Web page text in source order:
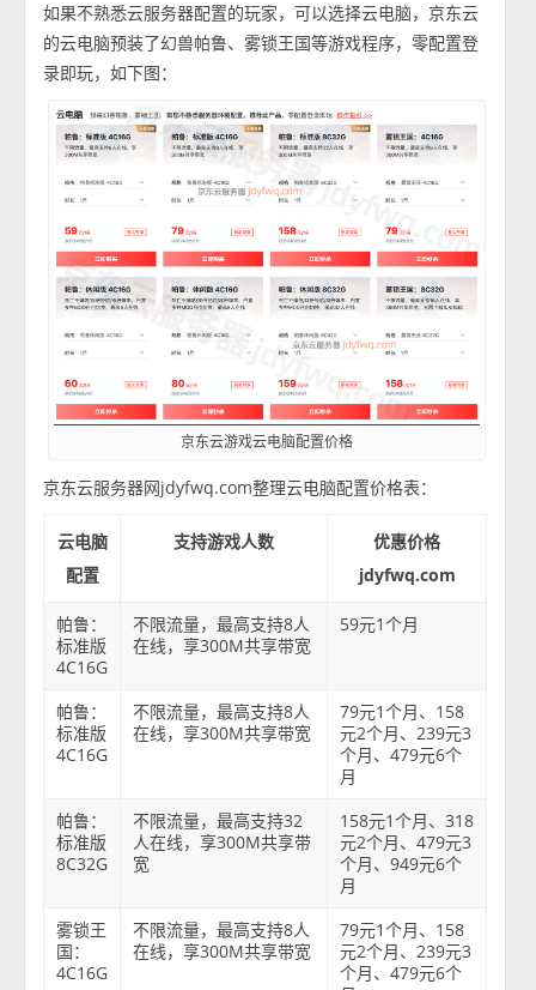
如果不熟悉云服务器配置的玩家，可以选择云电脑，京东云
的云电脑预装了幻兽帕鲁、雾锁王国等游戏程序，零配置登
录即玩，如下图：
京东云游戏云电脑配置价格
京东云服务器网jdyfwq.com整理云电脑配置价格表：
云电脑
配置
支持游戏人数
优惠价格
jdyfwq.com
帕鲁：
标准版
4C16G
不限流量，最高支持8人
在线，享300M共享带宽
59元1个月
帕鲁：
标准版
4C16G
不限流量，最高支持8人
在线，享300M共享带宽
79元1个月、158
元2个月、239元3
个月、479元6个
月
帕鲁：
标准版
8C32G
不限流量，最高支持32
人在线，享300M共享带
宽
158元1个月、318
元2个月、479元3
个月、949元6个
月
雾锁王
国：
4C16G
不限流量，最高支持8人
在线，享300M共享带宽
79元1个月、158
元2个月、239元3
个月、479元6个